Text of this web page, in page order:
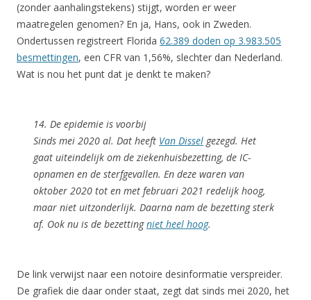
(zonder aanhalingstekens) stijgt, worden er weer
maatregelen genomen? En ja, Hans, ook in Zweden.
Ondertussen registreert Florida 62.389 doden op 3.983.505
besmettingen, een CFR van 1,56%, slechter dan Nederland.
Wat is nou het punt dat je denkt te maken?
14. De epidemie is voorbij
Sinds mei 2020 al. Dat heeft Van Dissel gezegd. Het
gaat uiteindelijk om de ziekenhuisbezetting, de IC-
opnamen en de sterfgevallen. En deze waren van
oktober 2020 tot en met februari 2021 redelijk hoog,
maar niet uitzonderlijk. Daarna nam de bezetting sterk
af. Ook nu is de bezettingniet heel hoog.
De link verwijst naar een notoire desinformatie verspreider.
De grafiek die daar onder staat, zegt dat sinds mei 2020, het